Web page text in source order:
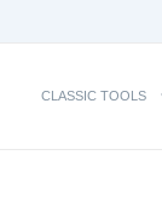
CLASSIC TOOLS